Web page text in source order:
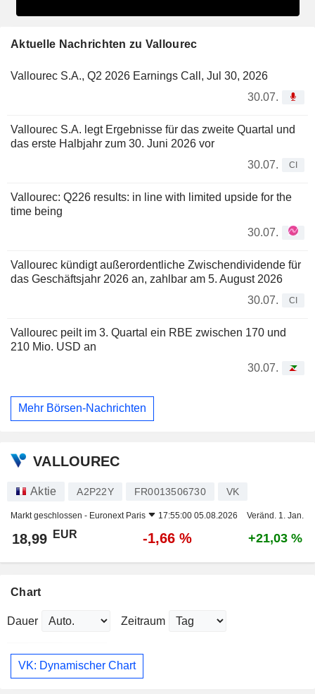
Aktuelle Nachrichten zu Vallourec
Vallourec S.A., Q2 2026 Earnings Call, Jul 30, 2026
30.07.
Vallourec S.A. legt Ergebnisse für das zweite Quartal und
das erste Halbjahr zum 30. Juni 2026 vor
30.07.
CI
Vallourec: Q226 results: in line with limited upside for the
time being
30.07.
Vallourec kündigt außerordentliche Zwischendividende für
das Geschäftsjahr 2026 an, zahlbar am 5. August 2026
30.07.
CI
Vallourec peilt im 3. Quartal ein RBE zwischen 170 und
210 Mio. USD an
30.07.
Mehr Börsen-Nachrichten
VALLOUREC
Aktie A2P22Y FR0013506730 VK
Markt geschlossen - Euronext Paris 17:55:00 05.08.2026 Veränd. 1. Jan.
18,99 EUR -1,66 % +21,03 %
Chart
Dauer Zeitraum
VK: Dynamischer Chart